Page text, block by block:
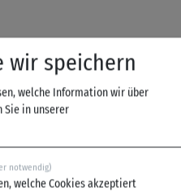
wir speichern
welche Information wir über
Sie in unserer
notwendig)
welche Cookies akzeptiert